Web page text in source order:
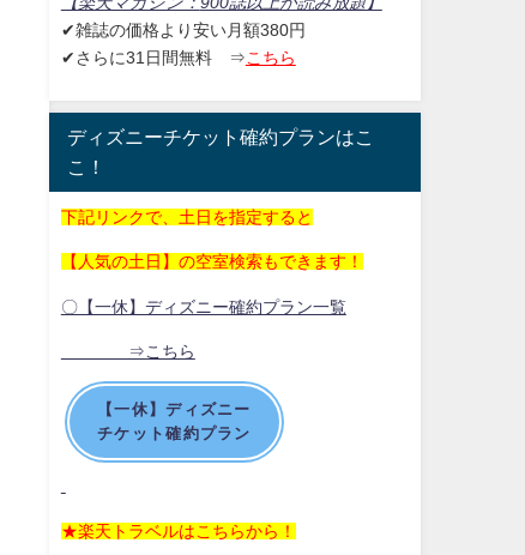
✔雑誌の価格より安い月額380円
✔さらに31日間無料⇒ こちら
ディズニーチケット確約プランはこ
こ！
下記リンクで、土日を指定すると
【人気の土日】の空室検索もできます！
〇【一休】ディズニー確約プラン一覧
⇒こちら
【一休】ディズニー
チケット確約プラン
★楽天トラベルはこちらから！